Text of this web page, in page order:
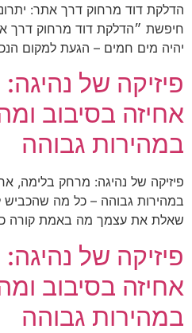
הדלקת דוד מרחוק דרך אתר:
חיפשת ״הדלקת דוד מרחוק דרך
יהיה מים חמים – הגעת למקום
פיזיקה של
אחיזה בסיבוב
במהירות גבוהה
פיזיקה של נהיגה: מרחק בלימה,
במהירות גבוהה – כל מה
שאלת את עצמך מה באמת קורה
פיזיקה של
אחיזה בסיבוב
במהירות גבוהה